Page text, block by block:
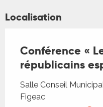
Localisation
Conférence «
républicains
Salle Conseil
Figeac